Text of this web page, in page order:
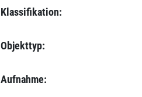
Klassifikation:
Objekttyp:
Aufnahme: